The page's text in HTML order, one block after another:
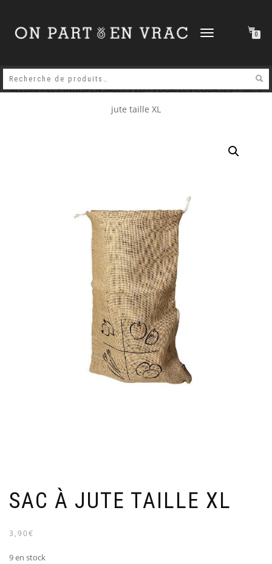
DÉPLIER
0
Accueil/LES INDISPENSABLES ZD/POUR LES COURSES/ Sac à
jute taille XL
SAC À JUTE TAILLE XL
3,90€
9 en stock